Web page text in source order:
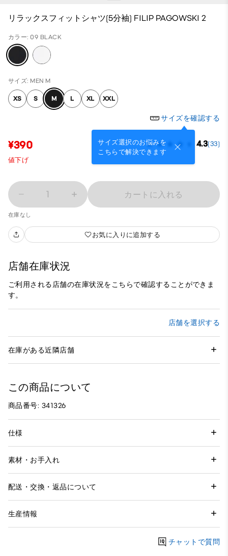
リラックスフィットシャツ(5分袖) FILIP PAGOWSKI 2
カラー: 09 BLACK
サイズ: MEN M
XS S M L XL XXL
サイズを確認する
サイズ選択のお悩みを
こちらで解決できます
¥390 4.3(33)
値下げ
1 カートに入れる
在庫なし
お気に入りに追加する
店舗在庫状況
ご利用される店舗の在庫状況をこちらで確認することができま
す。
店舗を選択する
在庫がある近隣店舗
この商品について
商品番号: 341326
仕様
素材・お手入れ
配送・交換・返品について
生産情報
チャットで質問